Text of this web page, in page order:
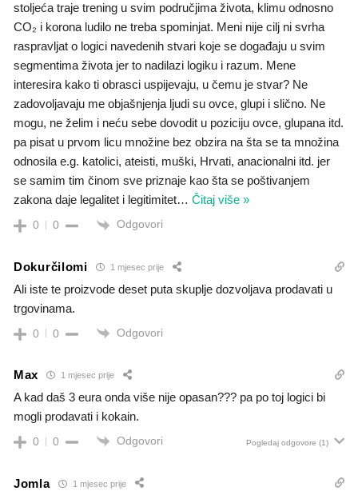
stoljeća traje trening u svim područjima života, klimu odnosno
CO₂ i korona ludilo ne treba spominjat. Meni nije cilj ni svrha
raspravljat o logici navedenih stvari koje se događaju u svim
segmentima života jer to nadilazi logiku i razum. Mene
interesira kako ti obrasci uspijevaju, u čemu je stvar? Ne
zadovoljavaju me objašnjenja ljudi su ovce, glupi i slično. Ne
mogu, ne želim i neću sebe dovodit u poziciju ovce, glupana itd.
pa pisat u prvom licu množine bez obzira na šta se ta množina
odnosila e.g. katolici, ateisti, muški, Hrvati, anacionalni itd. jer
se samim tim činom sve priznaje kao šta se poštivanjem
zakona daje legalitet i legitimitet… Čitaj više »
0 0 Odgovori
Dokurčilomi 1 mjesec prije
Ali iste te proizvode deset puta skuplje dozvoljava prodavati u
trgovinama.
0 0 Odgovori
Max 1 mjesec prije
A kad daš 3 eura onda više nije opasan??? pa po toj logici bi
mogli prodavati i kokain.
0 0 Odgovori Pogledaj odgovore (1)
Jomla 1 mjesec prije